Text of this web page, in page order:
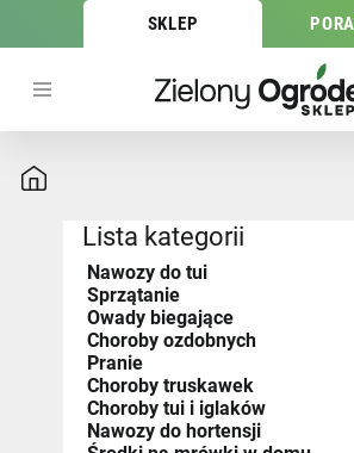
SKLEP
Lista kategorii
Nawozy do tui
Sprzątanie
Owady biegające
Choroby ozdobnych
Pranie
Choroby truskawek
Choroby tui i iglaków
Nawozy do hortensji